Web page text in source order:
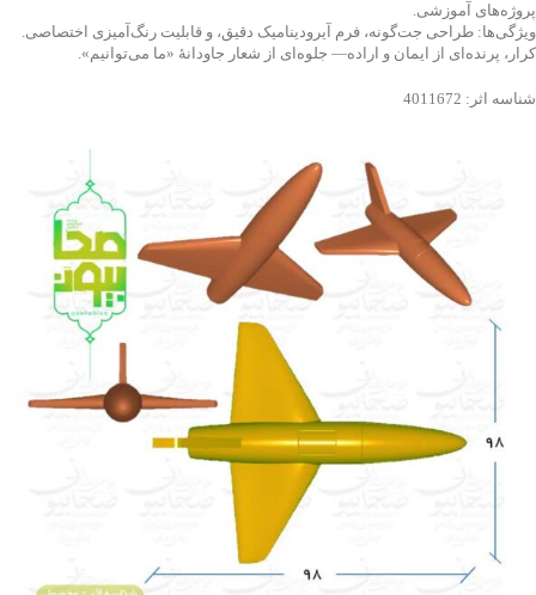
پروژه‌های آموزشی.
ویژگی‌ها: طراحی جت‌گونه، فرم آیرودینامیک دقیق، و قابلیت رنگ‌آمیزی اختصاصی.
کرار، پرنده‌ای از ایمان و اراده— جلوه‌ای از شعار جاودانۀ «ما می‌توانیم».
شناسه اثر: 4011672